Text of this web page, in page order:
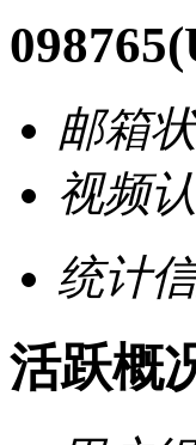
098765
邮箱
视频
统计
活跃概